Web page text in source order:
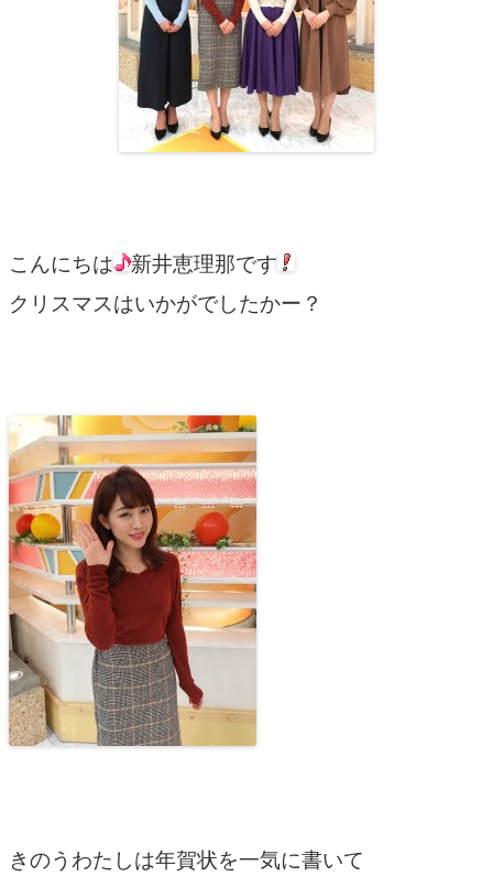
こんにちは
新井恵理那です
クリスマスはいかがでしたかー？
きのうわたしは年賀状を一気に書いて